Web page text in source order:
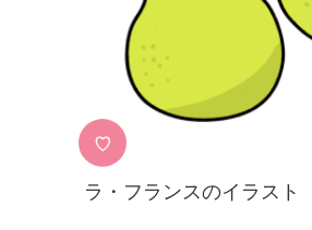
♡
ラ・フランスのイラスト